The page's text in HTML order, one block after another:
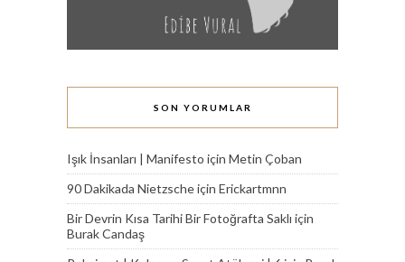
SON YORUMLAR
Işık İnsanları | Manifesto için Metin Çoban
90 Dakikada Nietzscheiçin Erickartmnn
Bir Devrin Kısa Tarihi Bir Fotoğrafta Saklı için
Burak Candaş